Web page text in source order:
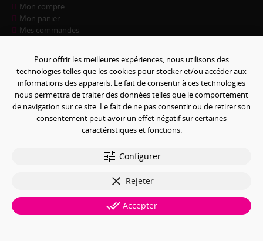
Mon compte
Mon panier
Mes commandes
Informations utiles
Questions fréquentes
Conditions de règlement
Livraison
Conditions générales de ventes
Politique de confidentialité
Pour offrir les meilleures expériences, nous utilisons des
technologies telles que les cookies pour stocker et/ou accéder aux
informations des appareils. Le fait de consentir à ces technologies
nous permettra de traiter des données telles que le comportement
de navigation sur ce site. Le fait de ne pas consentir ou de retirer son
consentement peut avoir un effet négatif sur certaines
caractéristiques et fonctions.
tune Configurer
clear Rejeter
done_all Accepter